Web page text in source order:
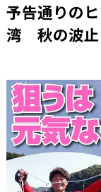
予告通りの
湾 秋の波止